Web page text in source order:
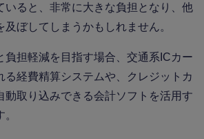
いると、非常に大きな負担となり、他
ぼしてしまうかもしれません。
負担軽減を目指す場合、交通系ICカー
る経費精算システムや、クレジットカ
動取り込みできる会計ソフトを活用す